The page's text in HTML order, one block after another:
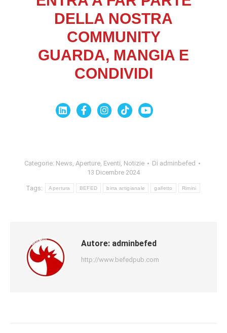
DELLA NOSTRA
COMMUNITY
GUARDA, MANGIA E
CONDIVIDI
Categorie: News, Aperture, Eventi, Notizie Di adminbefed
13 Dicembre 2024
Tags: Apertura BEFED birra artigianale galletto Rimini
Autore: adminbefed
http://www.befedpub.com